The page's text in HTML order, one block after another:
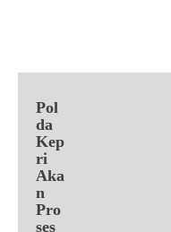
Pol
da
Kep
ri
Aka
n
Pro
ses